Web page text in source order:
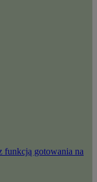
gotowania na